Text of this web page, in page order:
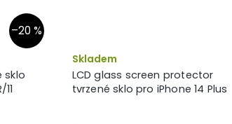
–20 %
sklo
LCD glass screen protector
tvrzené sklo pro iPhone 14 Plus
Skladem